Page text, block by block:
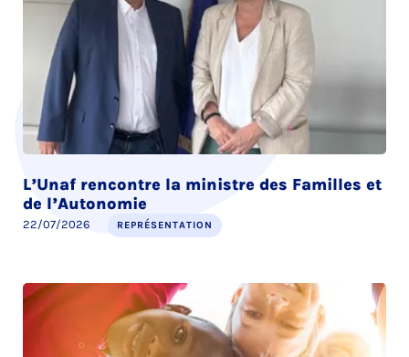
L’Unaf rencontre la ministre des Familles et
de l’Autonomie
22/07/2026 REPRÉSENTATION